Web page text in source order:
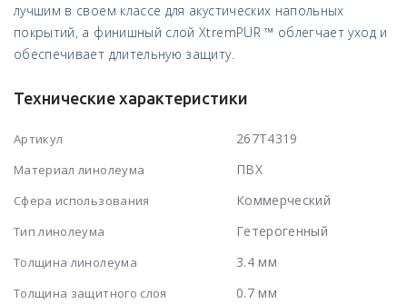
лучшим в своем классе для акустических напольных
покрытий, а финишный слой XtremPUR ™ облегчает уход и
обеспечивает длительную защиту.
Технические характеристики
Артикул 267T4319
Материал линолеума ПВХ
Сфера использования Коммерческий
Тип линолеума Гетерогенный
Толщина линолеума 3.4 мм
Толщина защитного слоя
0.7 мм